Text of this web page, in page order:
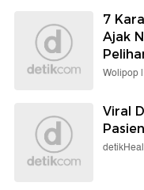
7
Ajak
Wolipop |
Viral